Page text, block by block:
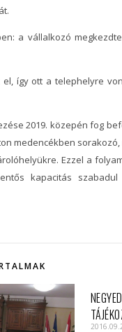
a vállalkozó
így ott a telephelyre
2019. közepén fog
medencékben
Ezzel a
kapacitás